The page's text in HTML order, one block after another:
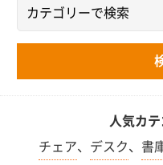
人気カ
チェア、 デスク、 書